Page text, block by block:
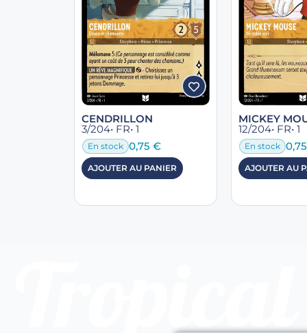
CENDRILLON
3/204• FR• 1
En stock 0,75 €
AJOUTER AU PANIER
MICKEY
12/204• FR• 1
En stock
AJOUTER AU